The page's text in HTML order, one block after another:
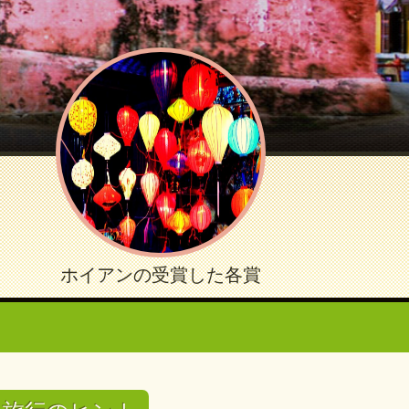
ホイアンの受賞した各賞